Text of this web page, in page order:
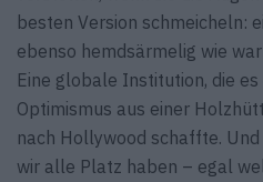
besten Version schmeicheln:
ebenso hemdsärmelig wie
Eine globale Institution, die
Optimismus aus einer
nach Hollywood schaffte.
wir alle Platz haben – egal